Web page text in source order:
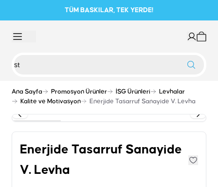
TÜM BASKILAR, TEK YERDE!
Ana Sayfa Promosyon Ürünler İSG Ürünleri
Levhalar
Kalite ve Motivasyon
Enerjide Tasarruf Sanayide V. Levha
Enerjide Tasarruf Sanayide
V. Levha